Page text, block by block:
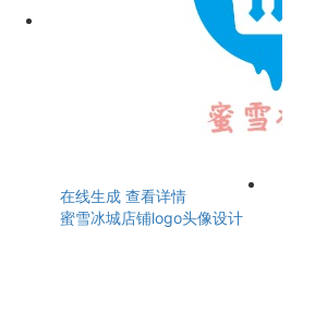
在线生成 查看详情
蜜雪冰城店铺logo头像设计